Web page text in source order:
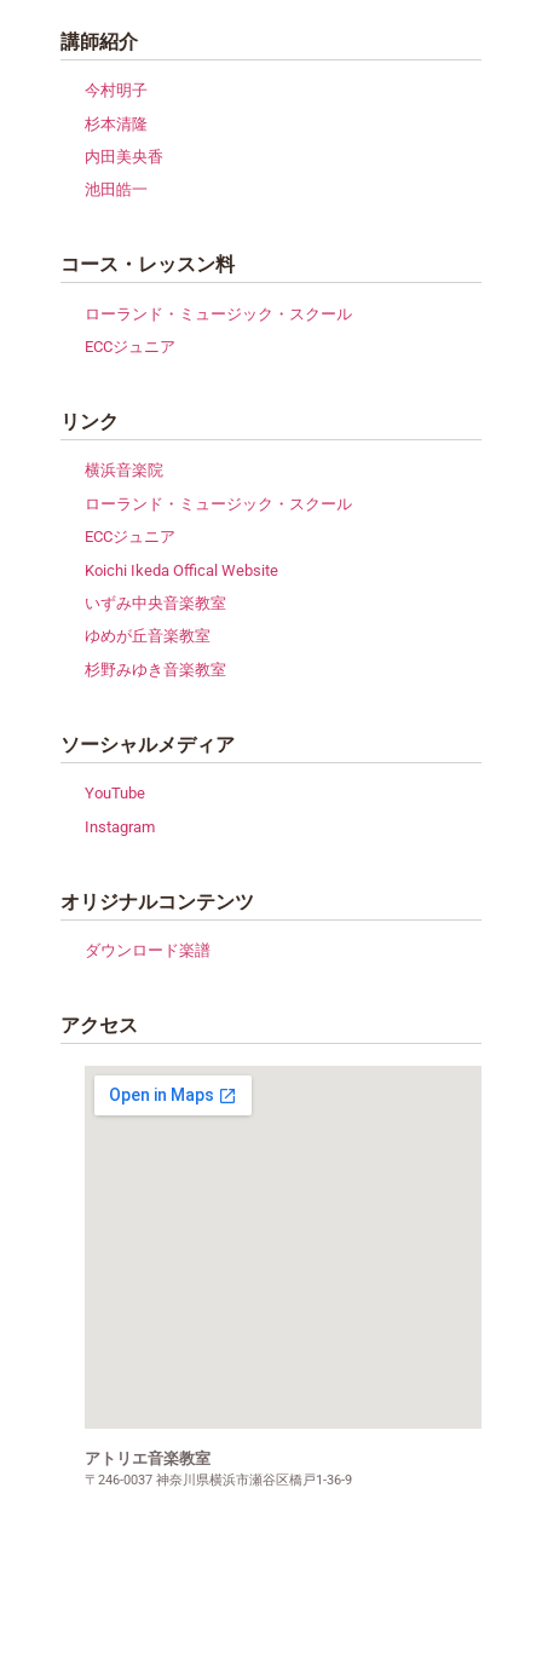
講師紹介
今村明子
杉本清隆
内田美央香
池田皓一
コース・レッスン料
ローランド・ミュージック・スクール
ECCジュニア
リンク
横浜音楽院
ローランド・ミュージック・スクール
ECCジュニア
Koichi Ikeda Offical Website
いずみ中央音楽教室
ゆめが丘音楽教室
杉野みゆき音楽教室
ソーシャルメディア
YouTube
Instagram
オリジナルコンテンツ
ダウンロード楽譜
アクセス
アトリエ音楽教室
〒246-0037 神奈川県横浜市瀬谷区橋戸1-36-9